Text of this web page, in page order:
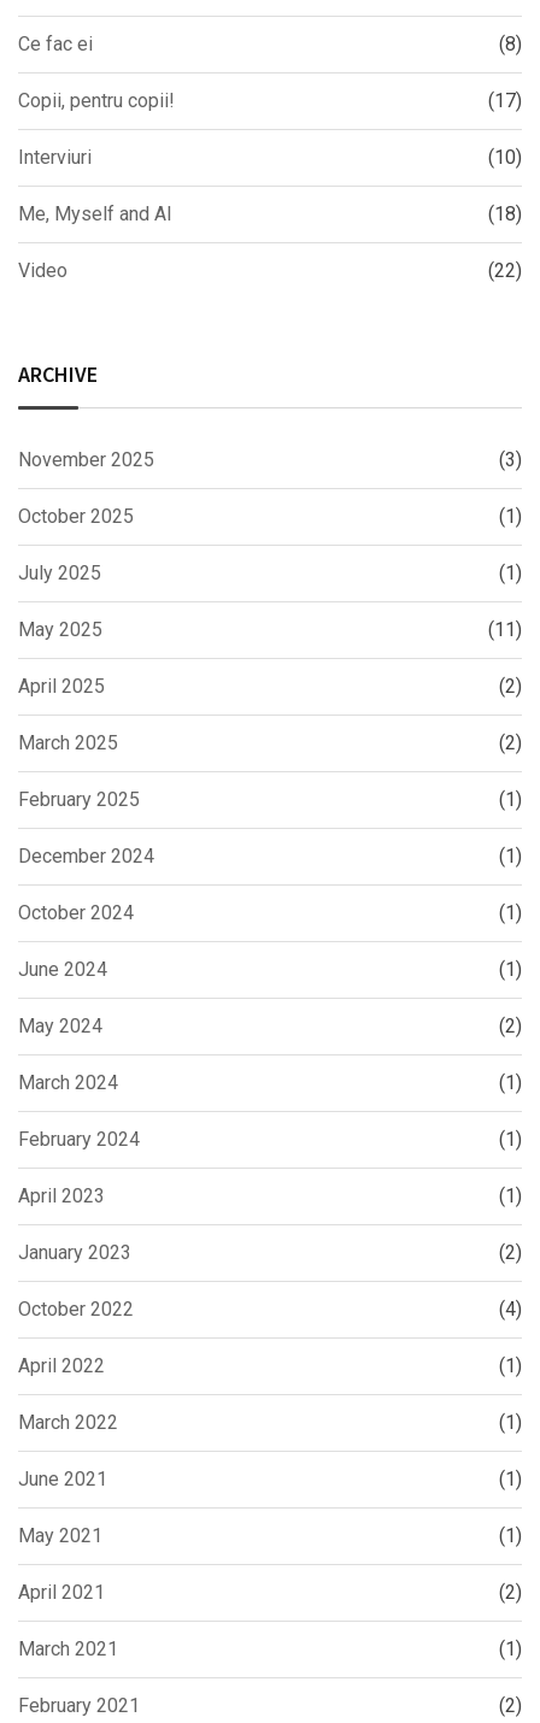
Ce fac ei (8)
Copii, pentru copii! (17)
Interviuri (10)
Me, Myself and AI (18)
Video (22)
ARCHIVE
November 2025 (3)
October 2025 (1)
July 2025 (1)
May 2025 (11)
April 2025 (2)
March 2025 (2)
February 2025 (1)
December 2024 (1)
October 2024 (1)
June 2024 (1)
May 2024 (2)
March 2024 (1)
February 2024 (1)
April 2023 (1)
January 2023 (2)
October 2022 (4)
April 2022 (1)
March 2022 (1)
June 2021 (1)
May 2021 (1)
April 2021 (2)
March 2021 (1)
February 2021 (2)